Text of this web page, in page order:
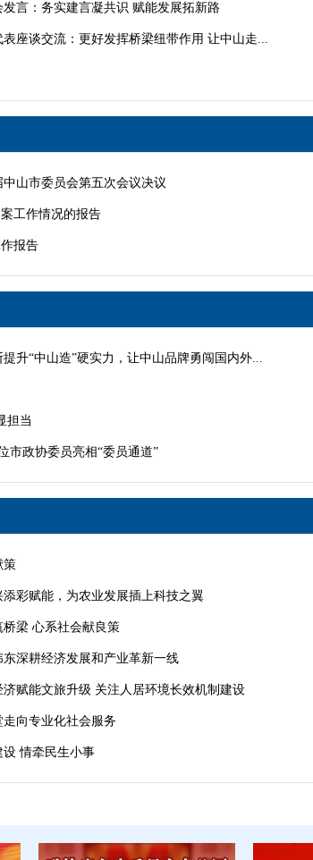
言：务实建言凝共识 赋能发展拓新路
座谈交流：更好发挥桥梁纽带作用 让中山走...
山市委员会第五次会议决议
工作情况的报告
报告
升“中山造”硬实力，让中山品牌勇闯国内外...
担当
市政协委员亮相“委员通道”
策
彩赋能，为农业发展插上科技之翼
桥梁 心系社会献良策
深耕经济发展和产业革新一线
赋能文旅升级 关注人居环境长效机制建设
向专业化社会服务
设 情牵民生小事